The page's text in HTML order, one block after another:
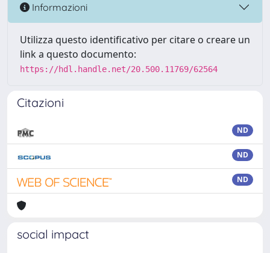
Informazioni
Utilizza questo identificativo per citare o creare un
link a questo documento:
https://hdl.handle.net/20.500.11769/62564
Citazioni
ND
ND
ND
social impact